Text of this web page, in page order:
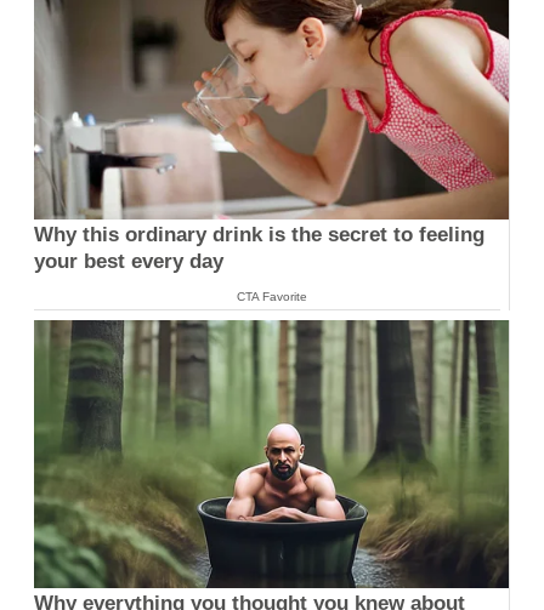
Why this ordinary drink is the secret to feeling
your best every day
CTA Favorite
Why everything you thought you knew about